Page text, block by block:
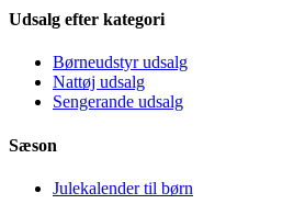
Udsalg efter kategori
Børneudstyr udsalg
Nattøj udsalg
Sengerande udsalg
Sæson
Julekalender til børn